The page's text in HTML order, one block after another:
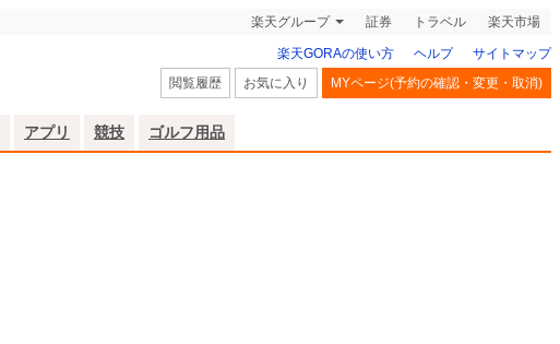
楽天グループ 証券 トラベル 楽天市場
楽天GORAの使い方 ヘルプ
サイトマップ
閲覧履歴
お気に入り MYページ(予約の確認・変更・取消)
アプリ 競技 ゴルフ用品